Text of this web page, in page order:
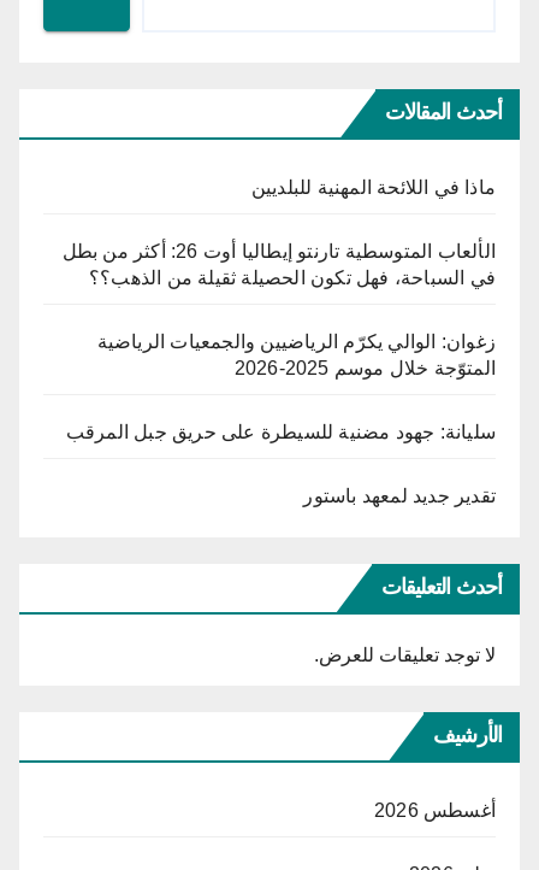
أحدث المقالات
ماذا في اللائحة المهنية للبلديين
الألعاب المتوسطية تارنتو إيطاليا أوت 26: أكثر من بطل
في السباحة، فهل تكون الحصيلة ثقيلة من الذهب؟؟
زغوان: الوالي يكرّم الرياضيين والجمعيات الرياضية
المتوّجة خلال موسم 2025-2026
سليانة: جهود مضنية للسيطرة على حريق جبل المرقب
تقدير جديد لمعهد باستور
أحدث التعليقات
لا توجد تعليقات للعرض.
الأرشيف
أغسطس 2026